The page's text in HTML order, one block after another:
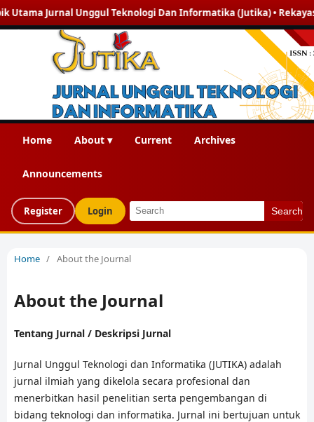
Jurnal Unggul Teknologi Dan Informatika (Jutika) • Rekayasa
Home About ▾ Current Archives
Announcements
Register Login Search
Home / About the Journal
About the Journal
Tentang Jurnal / Deskripsi Jurnal
Jurnal Unggul Teknologi dan Informatika (JUTIKA) adalah
jurnal ilmiah yang dikelola secara profesional dan
menerbitkan hasil penelitian serta pengembangan di
bidang teknologi dan informatika. Jurnal ini bertujuan untuk